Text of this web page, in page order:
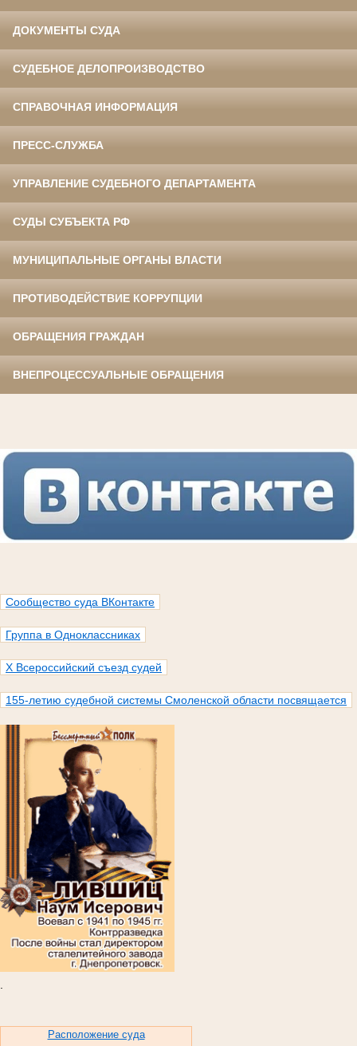
ДОКУМЕНТЫ СУДА
СУДЕБНОЕ ДЕЛОПРОИЗВОДСТВО
СПРАВОЧНАЯ ИНФОРМАЦИЯ
ПРЕСС-СЛУЖБА
УПРАВЛЕНИЕ СУДЕБНОГО ДЕПАРТАМЕНТА
СУДЫ СУБЪЕКТА РФ
МУНИЦИПАЛЬНЫЕ ОРГАНЫ ВЛАСТИ
ПРОТИВОДЕЙСТВИЕ КОРРУПЦИИ
ОБРАЩЕНИЯ ГРАЖДАН
ВНЕПРОЦЕССУАЛЬНЫЕ ОБРАЩЕНИЯ
Сообщество суда ВКонтакте
Группа в Одноклассниках
X Всероссийский съезд судей
155-летию судебной системы Смоленской области посвящается
Расположение суда